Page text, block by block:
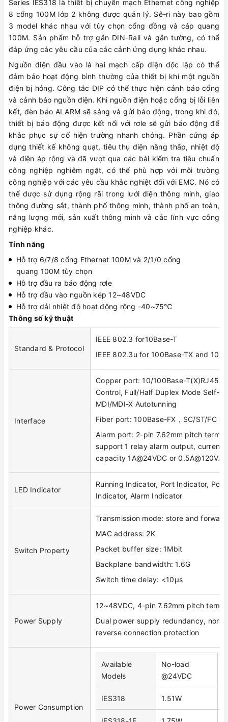
Series IES318 là thiết bị chuyển mạch Ethernet công nghiệp
8 cổng 100M lớp 2 không được quản lý. Sê-ri này bao gồm
3 model khác nhau với tùy chọn cổng đồng và cáp quang
100M. Sản phẩm hỗ trợ gắn DIN-Rail và gắn tường, có thể
đáp ứng các yêu cầu của các cảnh ứng dụng khác nhau.
Nguồn điện đầu vào là hai mạch cấp điện độc lập có thể
đảm bảo hoạt động bình thường của thiết bị khi một nguồn
điện bị hỏng. Công tắc DIP có thể thực hiện cảnh báo cổng
và cảnh báo nguồn điện. Khi nguồn điện hoặc cổng bị lỗi liên
kết, đèn báo ALARM sẽ sáng và gửi báo động, trong khi đó,
thiết bị báo động được kết nối với rơle sẽ gửi báo động để
khắc phục sự cố hiện trường nhanh chóng. Phần cứng áp
dụng thiết kế không quạt, tiêu thụ điện năng thấp, nhiệt độ
và điện áp rộng và đã vượt qua các bài kiểm tra tiêu chuẩn
công nghiệp nghiêm ngặt, có thể phù hợp với môi trường
công nghiệp với các yêu cầu khắc nghiệt đối với EMC. Nó có
thể được sử dụng rộng rãi trong lưới điện thông minh, giao
thông đường sắt, thành phố thông minh, thành phố an toàn,
năng lượng mới, sản xuất thông minh và các lĩnh vực công
nghiệp khác.
Tính năng
Hỗ trợ 6/7/8 cổng Ethernet 100M và 2/1/0 cổng
quang 100M tùy chọn
Hỗ trợ đầu ra báo động rơle
Hỗ trợ đầu vào nguồn kép 12~48VDC
Hỗ trợ dải nhiệt độ hoạt động rộng -40~75℃
Thông số kỹ thuật
Standard & Protocol
IEEE 802.3 for10Base-T
IEEE 802.3u for 100Base-TX and
Interface
Copper port: 10/100Base-T(X)RJ45,
Control, Full/Half Duplex Mode Self-
MDI/MDI-X Autotunning
Fiber port: 100Base-FX，SC/ST/FC
Alarm port: 2-pin 7.62mm pitch
support 1 relay alarm output, current
capacity 1A@24VDC or 0.5A@120VAC
LED Indicator
Running Indicator, Port Indicator,
Indicator, Alarm Indicator
Switch Property
Transmission mode: store and forward
MAC address: 2K
Packet buffer size: 1Mbit
Backplane bandwidth: 1.6G
Switch time delay: <10μs
Power Supply
12~48VDC, 4-pin 7.62mm pitch
Dual power supply redundancy, non-
reverse connection protection
Power Consumption
Available
Models
No-load
@24VDC
IES318 1.51W